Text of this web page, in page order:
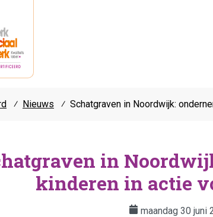
⁄ Nieuws ⁄ Schatgraven in Noordwijk:
in
kinderen in actie
maandag 30 juni